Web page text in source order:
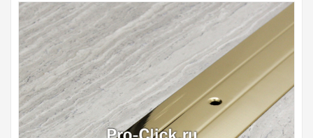
Полосы из металла
Плинтуса
Профили для стекла и SPC
Обводы для труб
Алюминиевые профили